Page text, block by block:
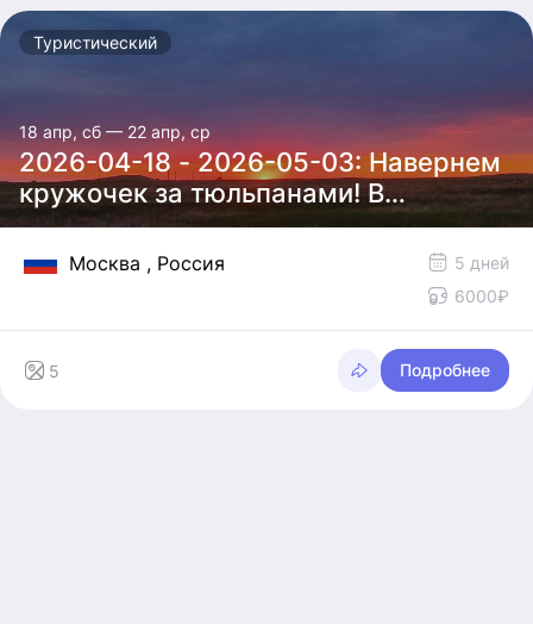
Можно присоединиться к нам своим экипажем на маршрут
или часть его.
Туристический
18 апр, сб — 22 апр, ср
2026-04-18 - 2026-05-03: Навернем
кружочек за тюльпанами! В
Калмыкию и обратно.
Москва , Россия
5 дней
6000₽
5 Подробнее